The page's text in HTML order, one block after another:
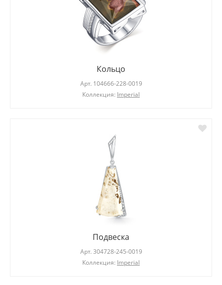
Кольцо
Арт. 104666-228-0019
Коллекция: Imperial
Подвеска
Арт. 304728-245-0019
Коллекция: Imperial